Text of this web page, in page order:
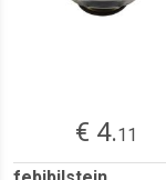
€ 4.11